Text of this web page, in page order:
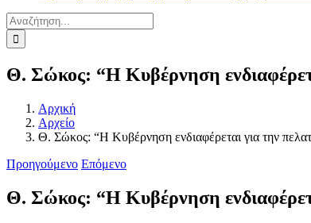
Αναζήτηση
για:
Θ. Σώκος: “Η Κυβέρνηση
Αρχική
Αρχείο
Θ. Σώκος: “Η Κυβέρνηση ενδιαφέρεται για την
Προηγούμενο Επόμενο
Θ. Σώκος: “Η Κυβέρνηση